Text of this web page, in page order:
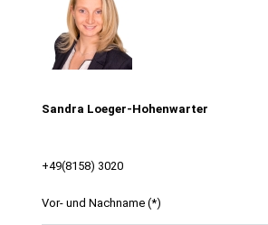
Sandra Loeger-Hohenwarter
+49(8158) 3020
Vor- und Nachname (*)